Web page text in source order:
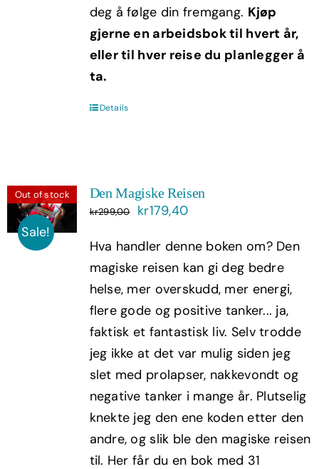
deg å følge din fremgang. Kjøp
gjerne en arbeidsbok til hvert år,
eller til hver reise du planlegger å
ta.
Details
Out of stock
Sale!
Den Magiske Reisen
kr299,00
Opprinnelig
var:
kr299,00.
kr179,40Nåværende
er:
kr179,40.
Hva handler denne boken om? Den
magiske reisen kan gi deg bedre
helse, mer overskudd, mer energi,
flere gode og positive tanker... ja,
faktisk et fantastisk liv. Selv trodde
jeg ikke at det var mulig siden jeg
slet med prolapser, nakkevondt og
negative tanker i mange år. Plutselig
knekte jeg den ene koden etter den
andre, og slik ble den magiske reisen
til. Her får du en bok med 31